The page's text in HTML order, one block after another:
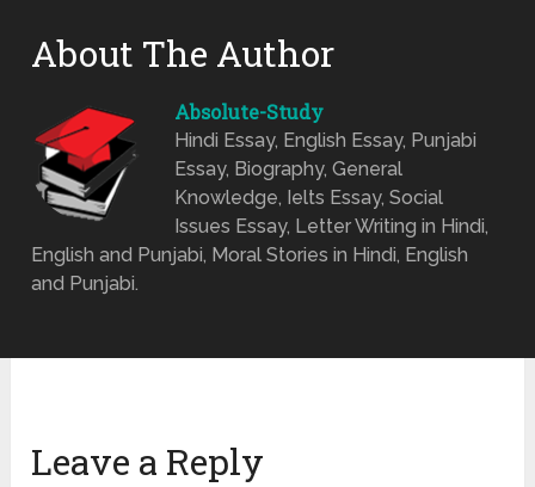
About The Author
Absolute-Study
Hindi Essay, English Essay, Punjabi
Essay, Biography, General
Knowledge, Ielts Essay, Social
Issues Essay, Letter Writing in Hindi,
English and Punjabi, Moral Stories in Hindi, English
and Punjabi.
Leave a Reply